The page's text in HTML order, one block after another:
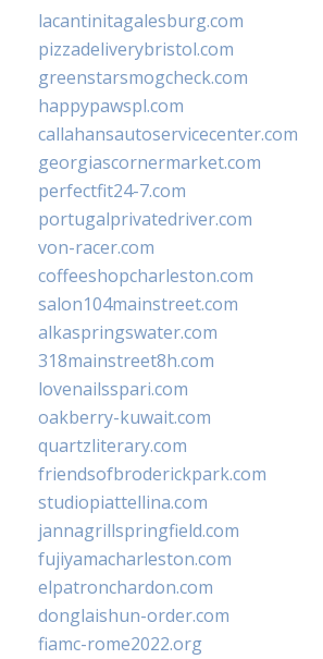
lacantinitagalesburg.com
pizzadeliverybristol.com
greenstarsmogcheck.com
happypawspl.com
callahansautoservicecenter.com
georgiascornermarket.com
perfectfit24-7.com
portugalprivatedriver.com
von-racer.com
coffeeshopcharleston.com
salon104mainstreet.com
alkaspringswater.com
318mainstreet8h.com
lovenailsspari.com
oakberry-kuwait.com
quartzliterary.com
friendsofbroderickpark.com
studiopiattellina.com
jannagrillspringfield.com
fujiyamacharleston.com
elpatronchardon.com
donglaishun-order.com
fiamc-rome2022.org